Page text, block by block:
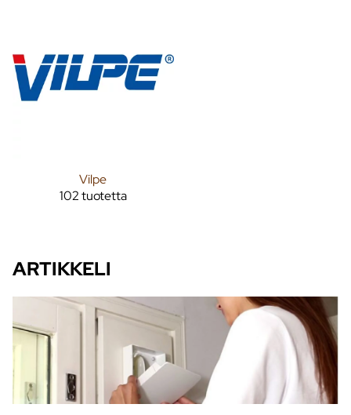
Vilpe
102 tuotetta
ARTIKKELI